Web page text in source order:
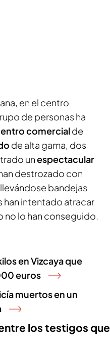
en el centro
de personas ha
comercialde
de alta gama, dos
unespectacular
destrozado con
bandejas
han intentado atracar
lo han conseguido.
en Vizcaya que
euros
muertos en un
los testigos que